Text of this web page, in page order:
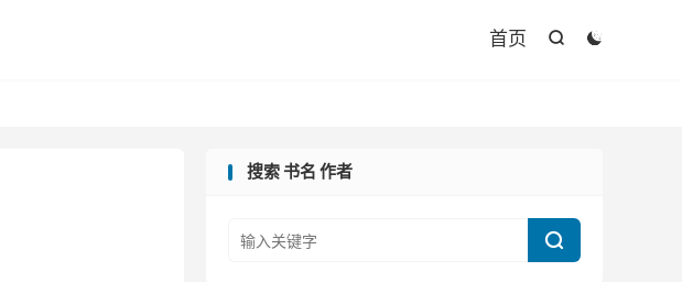


首页
搜索 书名 作者
